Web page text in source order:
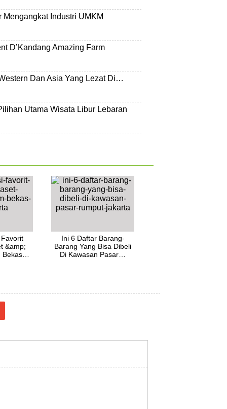
Mengangkat Industri UMKM
D’Kandang Amazing Farm
Dan Asia Yang Lezat Di…
Utama Wisata Libur Lebaran
&amp;
Bekas…
Ini 6 Daftar Barang-
Barang Yang Bisa Dibeli
Di Kawasan Pasar…